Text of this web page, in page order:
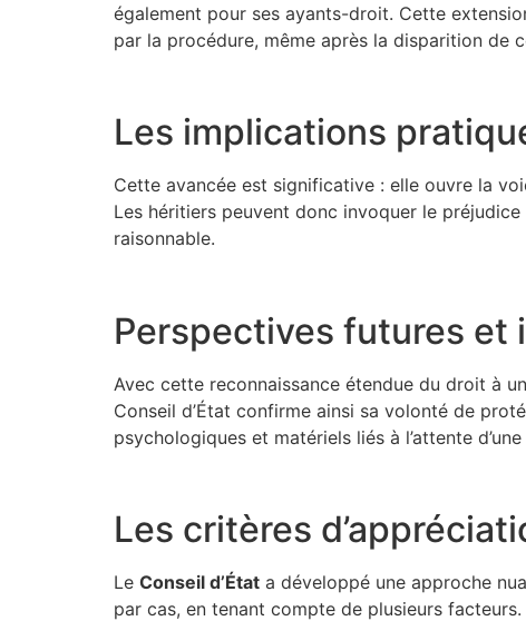
également pour ses ayants-droit. Cette
par la procédure, même après la disparition de
Les implications
Cette avancée est significative : elle ouvre la
Les héritiers peuvent donc invoquer le
raisonnable.
Perspectives futures et
Avec cette reconnaissance étendue du droit à
Conseil d’État confirme ainsi sa volonté de
psychologiques et matériels liés à l’attente
Les critères
Le Conseil d’État a développé une approche
par cas, en tenant compte de plusieurs facteurs.